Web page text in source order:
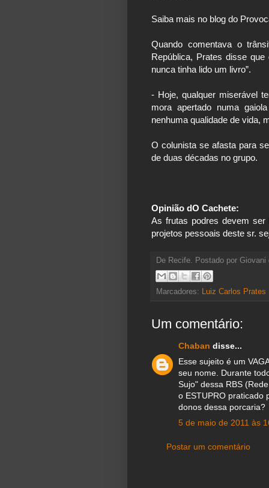
Saiba mais no blog do
Quando comentava o
República, Prates disse
nunca tinha lido um livro”.
- Hoje, qualquer miserável
mora apertado numa
nenhuma qualidade de vida,
O colunista se afasta para
de duas décadas no grupo.
Opinião dO Cachete:
As frutas podres devem ser
projetos pessoais deste sr.
De Recife. Postado por Giovani
Marcadores: Luiz Carlos Prates
Um comentário:
Chaban disse...
Esse sujeito é um
seu nome. Durante
Sujo" dessa RBS
o ESTUPRO praticado
donos dessa porcaria?
5 de maio de 2011 às
Postar um comentário